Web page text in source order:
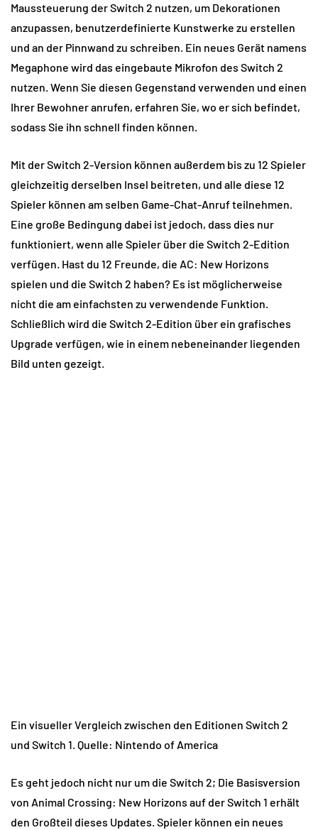
Maussteuerung der Switch 2 nutzen, um Dekorationen
anzupassen, benutzerdefinierte Kunstwerke zu erstellen
und an der Pinnwand zu schreiben. Ein neues Gerät namens
Megaphone wird das eingebaute Mikrofon des Switch 2
nutzen. Wenn Sie diesen Gegenstand verwenden und einen
Ihrer Bewohner anrufen, erfahren Sie, wo er sich befindet,
sodass Sie ihn schnell finden können.
Mit der Switch 2-Version können außerdem bis zu 12 Spieler
gleichzeitig derselben Insel beitreten, und alle diese 12
Spieler können am selben Game-Chat-Anruf teilnehmen.
Eine große Bedingung dabei ist jedoch, dass dies nur
funktioniert, wenn alle Spieler über die Switch 2-Edition
verfügen. Hast du 12 Freunde, die AC: New Horizons
spielen und die Switch 2 haben? Es ist möglicherweise
nicht die am einfachsten zu verwendende Funktion.
Schließlich wird die Switch 2-Edition über ein grafisches
Upgrade verfügen, wie in einem nebeneinander liegenden
Bild unten gezeigt.
Ein visueller Vergleich zwischen den Editionen Switch 2
und Switch 1. Quelle: Nintendo of America
Es geht jedoch nicht nur um die Switch 2; Die Basisversion
von Animal Crossing: New Horizons auf der Switch 1 erhält
den Großteil dieses Updates. Spieler können ein neues